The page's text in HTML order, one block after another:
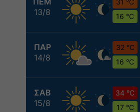
13/8
16 °C
ΠΑΡ
14/8
32 °C
16 °C
ΣΑΒ
15/8
34 °C
17 °C